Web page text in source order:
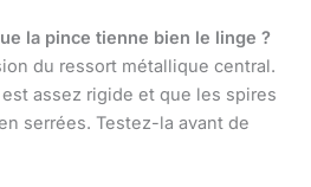
la pince tienne bien le linge ?
du ressort métallique central.
assez rigide et que les spires
serrées. Testez-la avant de